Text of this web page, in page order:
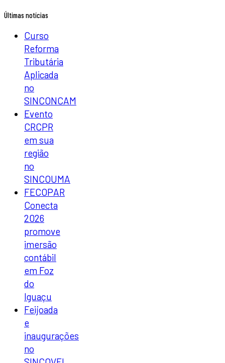
Últimas notícias
Curso
Reforma
Tributária
Aplicada
no
SINCONCAM
Evento
CRCPR
em sua
região
no
SINCOUMA
FECOPAR
Conecta
2026
promove
imersão
contábil
em Foz
do
Iguaçu
Feijoada
e
inaugurações
no